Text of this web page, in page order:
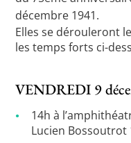
Critique
décembre 1941.
Elles se dérouleront
les temps forts ci-
VENDREDI 9
14h à
Lucien Bossoutrot